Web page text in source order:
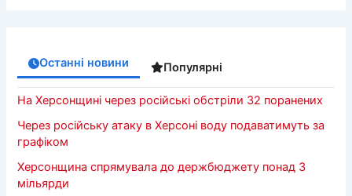
Останні новини Популярні
На Херсонщині через російські обстріли 32 поранених
Через російську атаку в Херсоні воду подаватимуть за
графіком
Херсонщина спрямувала до держбюджету понад 3
мільярди